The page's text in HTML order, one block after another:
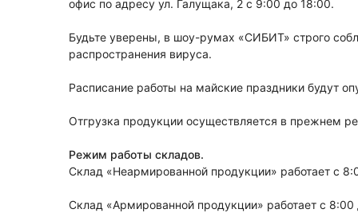
офис по адресу ул. Галущака, 2 с 9:00 до 18:00.
Будьте уверены, в шоу-румах «СИБИТ» строго
распространения вируса.
Расписание работы на майские праздники будут
Отгрузка продукции осуществляется в прежнем
Режим работы складов.
Склад «Неармированной продукции» работает с
Склад «Армированной продукции» работает с